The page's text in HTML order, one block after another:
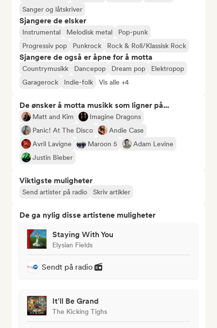
Sanger og låtskriver
Sjangere de elsker
Instrumental Melodisk metal
Pop-punk
Progressiv pop
Punkrock Rock & Roll/Klassisk Rock
Sjangere de også er åpne for å motta
Countrymusikk Dancepop Dream pop
Elektropop
Garagerock
Indie-folk Vis alle +4
De ønsker å motta musikk som ligner på...
Matt and Kim
Imagine Dragons
Panic! At The Disco
Andie Case
Avril Lavigne
Maroon 5
Adam Levine
Justin Bieber
Viktigste muligheter
Send artister på radio Skriv artikler
De ga nylig disse artistene muligheter
Staying With You
Elysian Fields
Sendt på radio
It'll Be Grand
The Kicking Tighs